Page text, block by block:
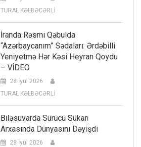
TURAL KƏLBƏCƏRLİ
İranda Rəsmi Qəbulda
“Azərbaycanım” Sədaları: Ərdəbilli
Yeniyetmə Hər Kəsi Heyran Qoydu
– VİDEO
28 İyul 2026
TURAL KƏLBƏCƏRLİ
Biləsuvarda Sürücü Sükan
Arxasında Dünyasını Dəyişdi
28 İyul 2026